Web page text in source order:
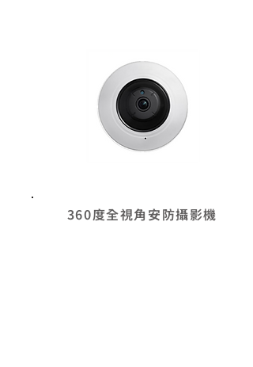
360度全視角安防攝影機